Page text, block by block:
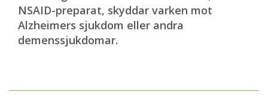
NSAID-preparat, skyddar varken mot
Alzheimers sjukdom eller andra
demenssjukdomar.